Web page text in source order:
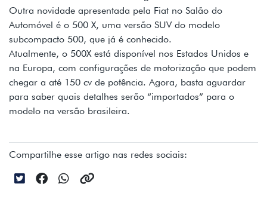
Outra novidade apresentada pela Fiat no Salão do
Automóvel é o 500 X, uma versão SUV do modelo
subcompacto 500, que já é conhecido.
Atualmente, o 500X está disponível nos Estados Unidos e
na Europa, com configurações de motorização que podem
chegar a até 150 cv de potência. Agora, basta aguardar
para saber quais detalhes serão “importados” para o
modelo na versão brasileira.
Compartilhe esse artigo nas redes sociais: